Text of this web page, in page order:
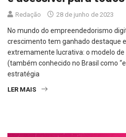
Redação 28 de junho de 2023
No mundo do empreendedorismo
crescimento tem ganhado destaque
extremamente lucrativa: o modelo
(também conhecido no Brasil como
estratégia
LER MAIS